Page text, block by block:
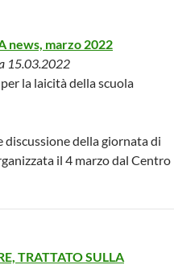
news, marzo 2022
15.03.2022
la laicità della scuola
discussione della giornata di
il 4 marzo dal Centro
TRATTATO SULLA